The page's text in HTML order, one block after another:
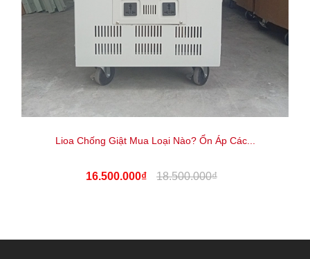
Lioa Chống Giật Mua Loại Nào? Ổn Áp Các...
16.500.000₫ 18.500.000₫